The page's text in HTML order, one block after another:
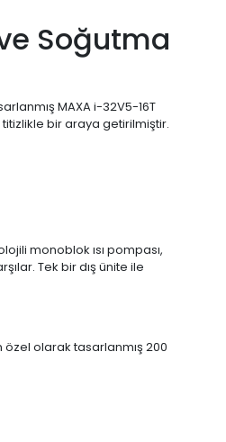
Soğutma
MAXA i-32V5-16T
bir araya getirilmiştir.
monoblok ısı pompası,
Tek bir dış ünite ile
özel olarak tasarlanmış 200